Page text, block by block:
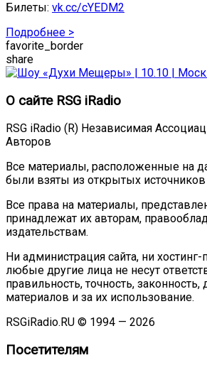
Билеты: vk.cc/cYEDM2
Подробнее >
favorite_border
share
О сайте RSG iRadio
RSG iRadio (R) Независимая
Авторов
Все материалы, расположенные на
были взяты из открытых источников
Все права на материалы,
принадлежат их авторам,
издательствам.
Ни администрация сайта, ни
любые другие лица не несут
правильность, точность, законность,
материалов и за их использование.
RSGiRadio.RU © 1994 — 2026
Посетителям